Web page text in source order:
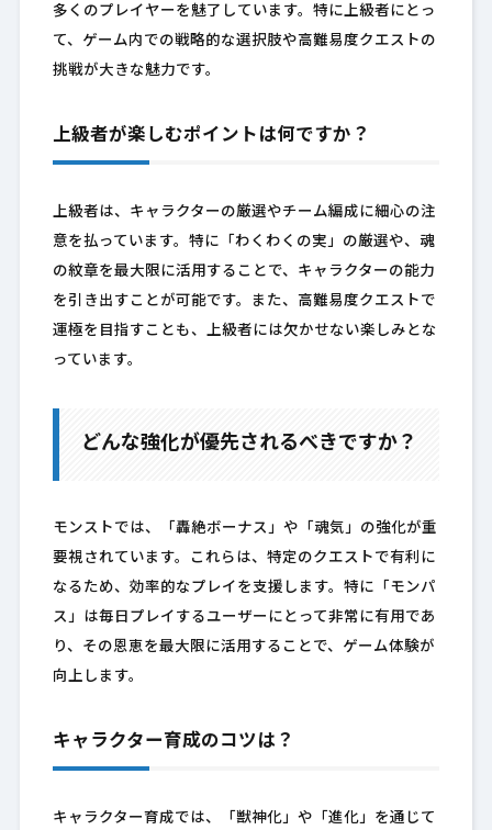
多くのプレイヤーを魅了しています。特に上級者にとっ
て、ゲーム内での戦略的な選択肢や高難易度クエストの
挑戦が大きな魅力です。
上級者が楽しむポイントは何ですか？
上級者は、キャラクターの厳選やチーム編成に細心の注
意を払っています。特に「わくわくの実」の厳選や、魂
の紋章を最大限に活用することで、キャラクターの能力
を引き出すことが可能です。また、高難易度クエストで
運極を目指すことも、上級者には欠かせない楽しみとな
っています。
どんな強化が優先されるべきですか？
モンストでは、「轟絶ボーナス」や「魂気」の強化が重
要視されています。これらは、特定のクエストで有利に
なるため、効率的なプレイを支援します。特に「モンパ
ス」は毎日プレイするユーザーにとって非常に有用であ
り、その恩恵を最大限に活用することで、ゲーム体験が
向上します。
キャラクター育成のコツは？
キャラクター育成では、「獣神化」や「進化」を通じて